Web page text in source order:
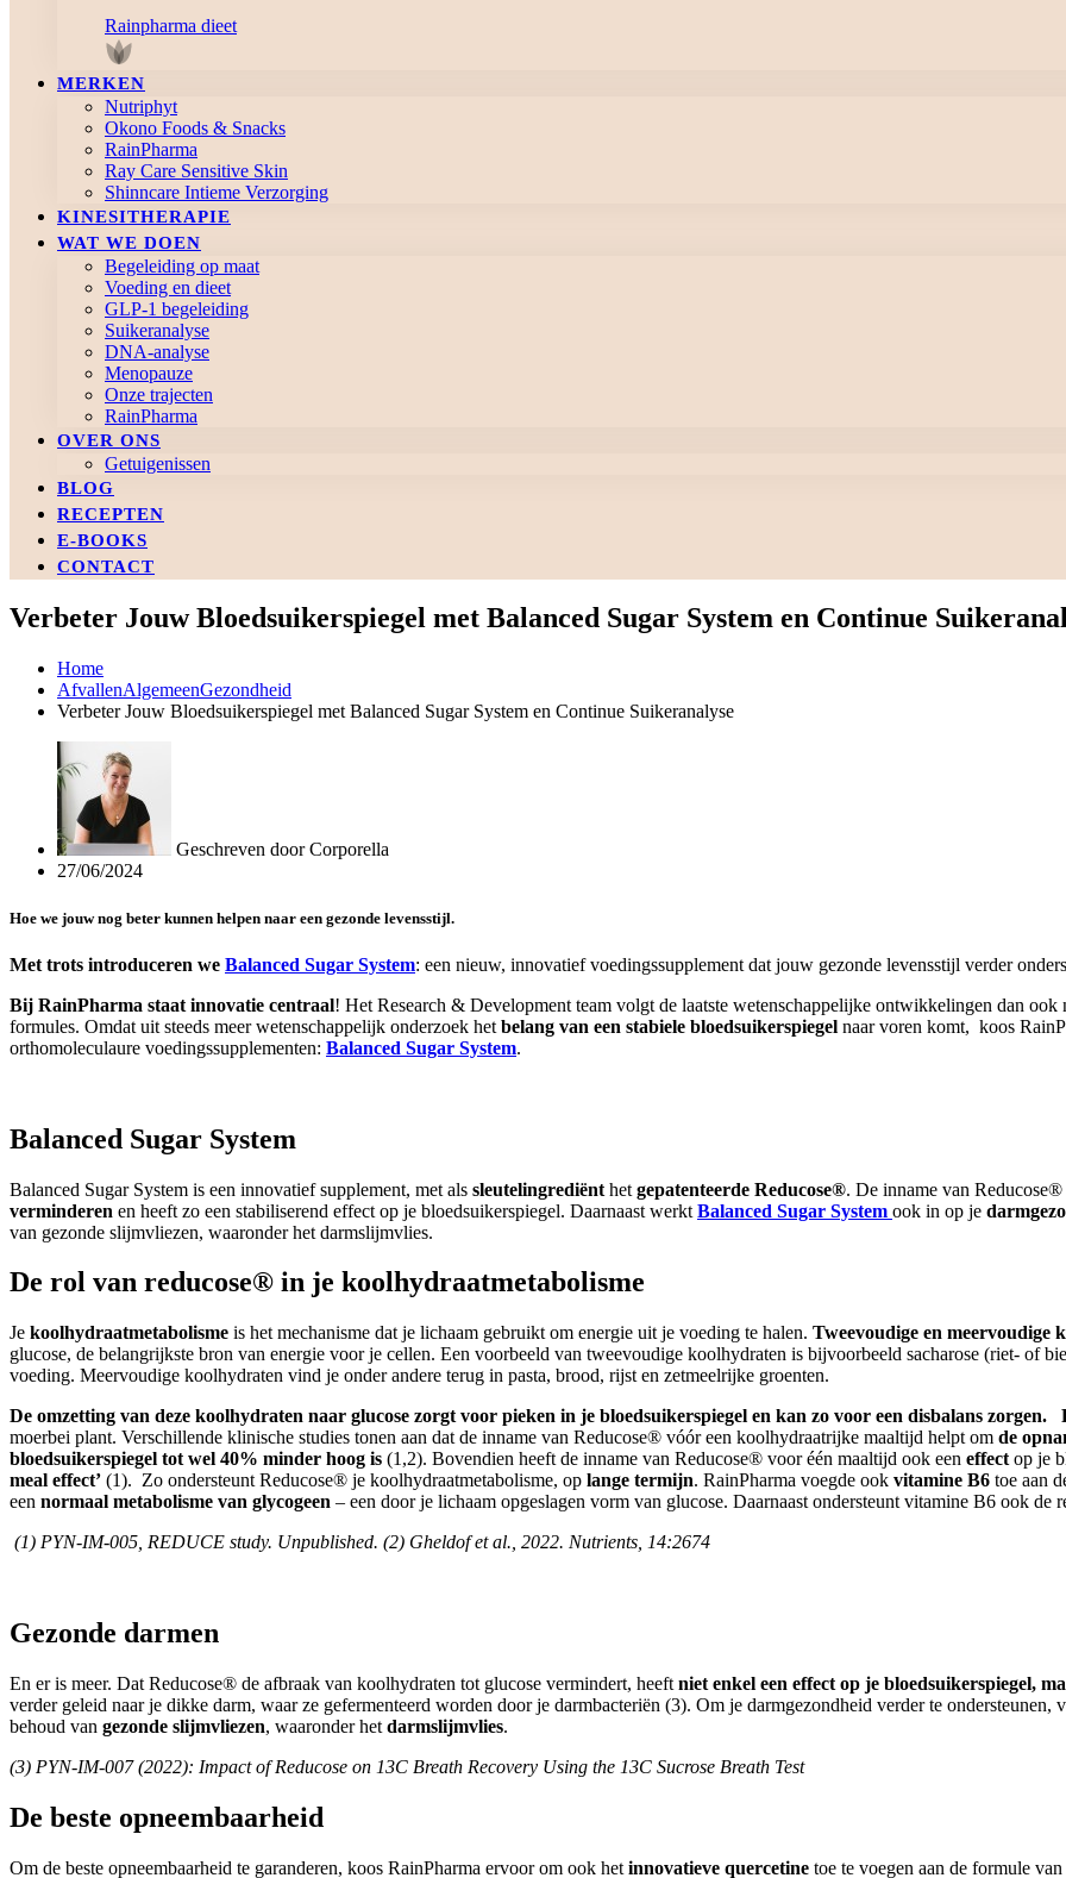
Rainpharma dieet
MERKEN
Nutriphyt
Okono Foods & Snacks
RainPharma
Ray Care Sensitive Skin
Shinncare Intieme Verzorging
KINESITHERAPIE
WAT WE DOEN
Begeleiding op maat
Voeding en dieet
GLP-1 begeleiding
Suikeranalyse
DNA-analyse
Menopauze
Onze trajecten
RainPharma
OVER ONS
Getuigenissen
BLOG
RECEPTEN
E-BOOKS
CONTACT
Verbeter Jouw Bloedsuikerspiegel met Balanced Sugar System en Continue
Home
AfvallenAlgemeenGezondheid
Verbeter Jouw Bloedsuikerspiegel met Balanced Sugar System en Continue Suikeranalyse
Geschreven doorCorporella
27/06/2024
Hoe we jouw nog beter kunnen helpen naar een gezonde levensstijl.
Met trots introduceren we Balanced Sugar System: een nieuw, innovatief voedingssupplement dat jouw gezonde levensstijl verder
Bij RainPharma staat innovatie centraal! Het Research & Development team volgt de laatste wetenschappelijke ontwikkelingen dan
formules. Omdat uit steeds meer wetenschappelijk onderzoek het belang van een stabiele bloedsuikerspiegel naar voren komt, koos
orthomoleculaure voedingssupplementen: Balanced Sugar System.
Balanced Sugar System
Balanced Sugar System is een innovatief supplement, met als sleutelingrediënt het gepatenteerde Reducose®. De inname van
verminderen en heeft zo een stabiliserend effect op je bloedsuikerspiegel. Daarnaast werkt Balanced Sugar System ook in op je
van gezonde slijmvliezen, waaronder het darmslijmvlies.
De rol van reducose® in je koolhydraatmetabolisme
Je koolhydraatmetabolisme is het mechanisme dat je lichaam gebruikt om energie uit je voeding te halen. Tweevoudige en meervoudige
glucose, de belangrijkste bron van energie voor je cellen. Een voorbeeld van tweevoudige koolhydraten is bijvoorbeeld sacharose (riet- of
voeding. Meervoudige koolhydraten vind je onder andere terug in pasta, brood, rijst en zetmeelrijke groenten.
De omzetting van deze koolhydraten naar glucose zorgt voor pieken in je bloedsuikerspiegel en kan zo voor een disbalans zorgen.
moerbei plant. Verschillende klinische studies tonen aan dat de inname van Reducose® vóór een koolhydraatrijke maaltijd helpt om de
bloedsuikerspiegel tot wel 40% minder hoog is (1,2). Bovendien heeft de inname van Reducose® voor één maaltijd ook een effect op je
meal effect’ (1). Zo ondersteunt Reducose® je koolhydraatmetabolisme, op lange termijn. RainPharma voegde ook vitamine B6 toe aan
een normaal metabolisme van glycogeen – een door je lichaam opgeslagen vorm van glucose. Daarnaast ondersteunt vitamine B6 ook de
(1) PYN-IM-005, REDUCE study. Unpublished. (2) Gheldof et al., 2022. Nutrients, 14:2674
Gezonde darmen
En er is meer. Dat Reducose® de afbraak van koolhydraten tot glucose vermindert, heeft niet enkel een effect op je bloedsuikerspiegel,
verder geleid naar je dikke darm, waar ze gefermenteerd worden door je darmbacteriën (3). Om je darmgezondheid verder te ondersteunen,
behoud van gezonde slijmvliezen, waaronder het darmslijmvlies.
(3) PYN-IM-007 (2022): Impact of Reducose on 13C Breath Recovery Using the 13C Sucrose Breath Test
De beste opneembaarheid
Om de beste opneembaarheid te garanderen, koos RainPharma ervoor om ook het innovatieve quercetine toe te voegen aan de formule